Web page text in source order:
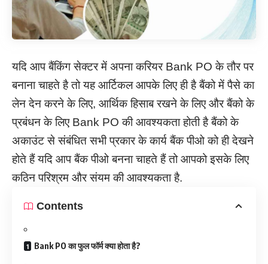
यदि आप बैंकिंग सेक्टर में अपना करियर Bank PO के तौर पर
बनाना चाहते है तो यह आर्टिकल आपके लिए ही है बैंको में पैसे का
लेन देन करने के लिए, आर्थिक हिसाब रखने के लिए और बैंको के
प्रबंधन के लिए Bank PO की आवश्यकता होती है बैंको के
अकाउंट से संबंधित सभी प्रकार के कार्य बैंक पीओ को ही देखने
होते हैं यदि आप बैंक पीओ बनना चाहते हैं तो आपको इसके लिए
कठिन परिश्रम और संयम की आवश्यकता है.
Contents
Bank PO का फुल फॉर्म क्या होता है?